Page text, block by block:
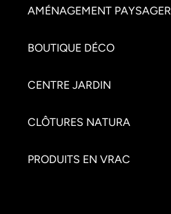
AMÉNAGEMENT PAYSAGER
BOUTIQUE DÉCO
CENTRE JARDIN
CLÔTURES NATURA
PRODUITS EN VRAC